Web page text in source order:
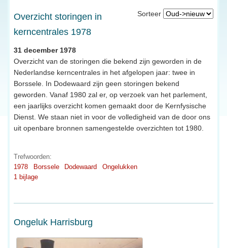
Sorteer
Overzicht storingen in
kerncentrales 1978
31 december 1978
Overzicht van de storingen die bekend zijn geworden in de
Nederlandse kerncentrales in het afgelopen jaar: twee in
Borssele. In Dodewaard zijn geen storingen bekend
geworden. Vanaf 1980 zal er, op verzoek van het parlement,
een jaarlijks overzicht komen gemaakt door de Kernfysische
Dienst. We staan niet in voor de volledigheid van de door ons
uit openbare bronnen samengestelde overzichten tot 1980.
Trefwoorden:
1978
Borssele Dodewaard
Ongelukken
1 bijlage
Ongeluk Harrisburg